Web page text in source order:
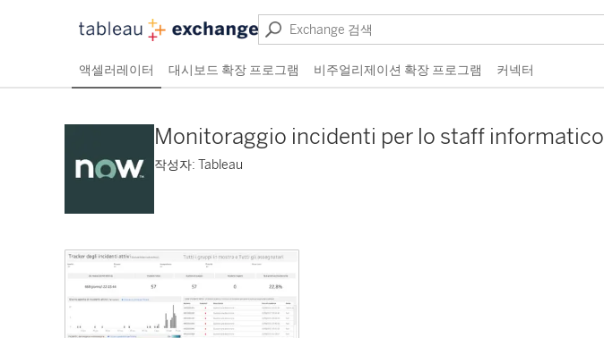
액셀러레이터 대시보드 확장 프로그램 비주얼리제이션 확장 프로그램 커넥터
Monitoraggio incidenti per lo staff informatico
작성자: Tableau